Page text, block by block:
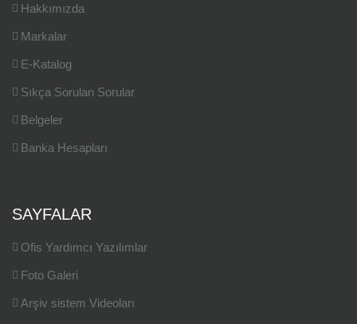
Hakkımızda
Markalar
E-Katalog
Sıkça Sorulan Sorular
Belgeler
Banka Hesapları
SAYFALAR
Ofis Yardımcı Yazılımlar
Foto Galeri
Arşiv sistem Videoları